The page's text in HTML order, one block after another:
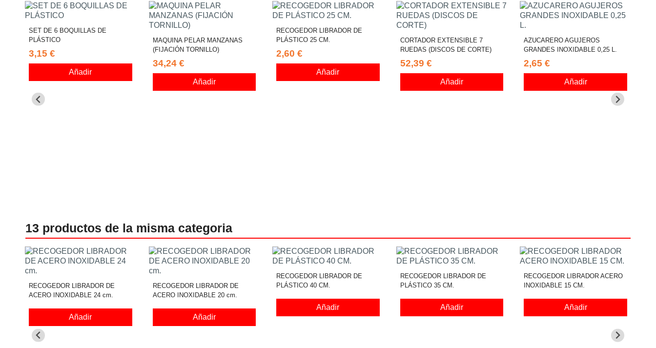
SET DE 6 BOQUILLAS DE
PLÁSTICO
3,15 €
Añadir
MAQUINA PELAR MANZANAS
(FIJACIÓN TORNILLO)
34,24 €
Añadir
RECOGEDOR LIBRADOR DE
PLÁSTICO 25 CM.
2,60 €
Añadir
CORTADOR EXTENSIBLE 7
RUEDAS (DISCOS DE CORTE)
52,39 €
Añadir
AZUCARERO AGUJEROS
GRANDES INOXIDABLE 0,25 L.
2,65 €
Añadir
13 productos de la misma categoria
RECOGEDOR LIBRADOR DE
ACERO INOXIDABLE 24 cm.
Añadir
RECOGEDOR LIBRADOR DE
ACERO INOXIDABLE 20 cm.
Añadir
RECOGEDOR LIBRADOR DE
PLÁSTICO 40 CM.
Añadir
RECOGEDOR LIBRADOR DE
PLÁSTICO 35 CM.
Añadir
RECOGEDOR LIBRADOR ACERO
INOXIDABLE 15 CM.
Añadir